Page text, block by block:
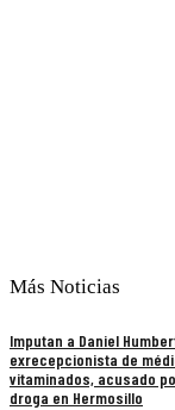
Más Noticias
Imputan a Daniel
exrecepcionista de
vitaminados, acusado
droga en Hermosillo